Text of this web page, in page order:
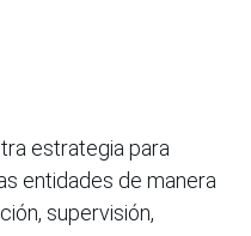
estrategia para
entidades de manera
supervisión,